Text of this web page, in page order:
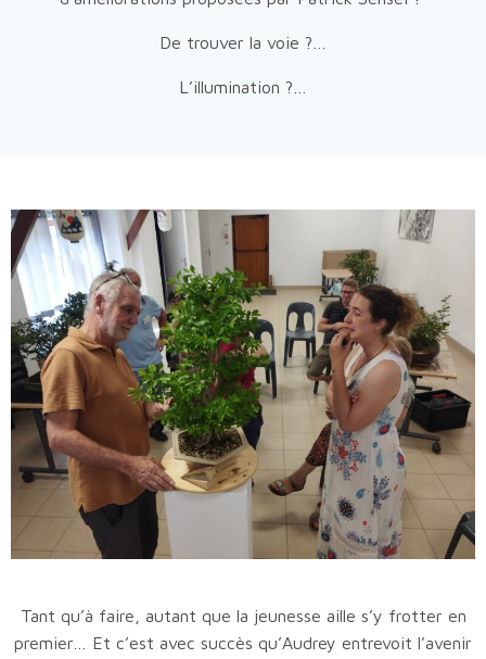
De trouver la voie ?…
L’illumination ?…
Tant qu’à faire, autant que la jeunesse aille s’y frotter en
premier… Et c’est avec succès qu’Audrey entrevoit l’avenir